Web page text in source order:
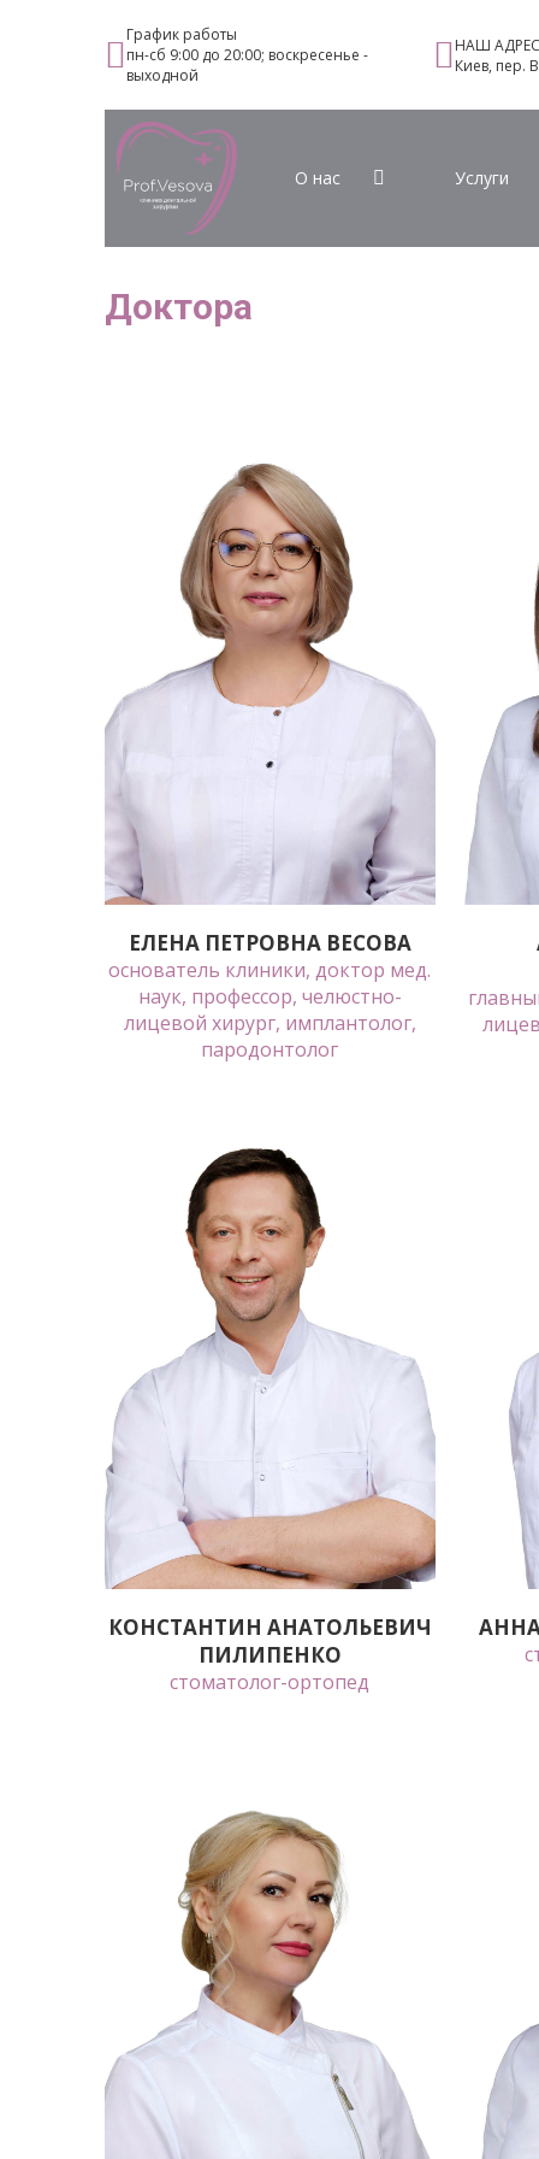
График работы
пн-сб 9:00 до 20:00; воскресенье -
выходной
НАШ АДРЕС
Киев, пер.
О нас Услуги
Доктора
ЕЛЕНА ПЕТРОВНА ВЕСОВА
основатель клиники, доктор мед.
наук, профессор, челюстно-
лицевой хирург, имплантолог,
пародонтолог
КОНСТАНТИН АНАТОЛЬЕВИЧ
ПИЛИПЕНКО
стоматолог-ортопед